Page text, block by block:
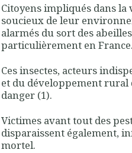
Citoyens impliqués dans la
soucieux de leur
alarmés du sort des
particulièrement en France.
Ces insectes, acteurs
et du développement rural
danger (1).
Victimes avant tout des
disparaissent également,
mortel.